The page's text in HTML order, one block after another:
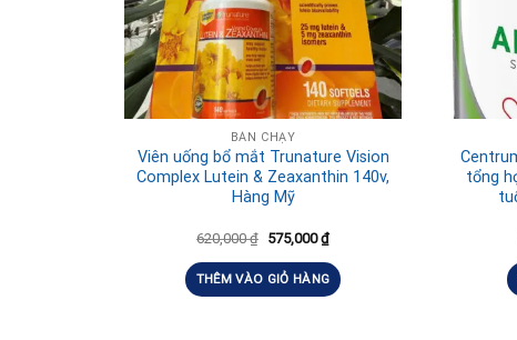
BÁN CHẠY
Viên uống bổ mắt Trunature Vision
Complex Lutein & Zeaxanthin 140v,
Hàng Mỹ
620,000₫ 575,000₫
THÊM VÀO GIỎ HÀNG
tổng